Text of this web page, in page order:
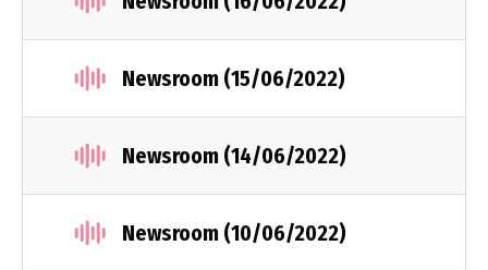
Newsroom (15/06/2022)
Newsroom (14/06/2022)
Newsroom (10/06/2022)